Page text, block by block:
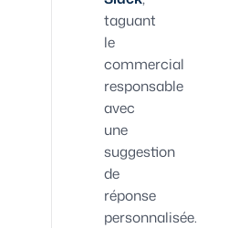
taguant
le
commercial
responsable
avec
une
suggestion
de
réponse
personnalisée.